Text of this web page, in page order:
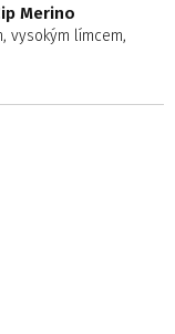
Merino
vysokým límcem,